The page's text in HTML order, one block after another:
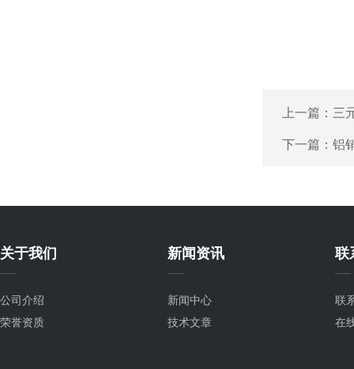
上一篇： 三
下一篇： 铝
关于我们
公司介绍
荣誉资质
新闻资讯
新闻中心
技术文章
联
联
在